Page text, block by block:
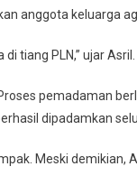
anggota keluarga
tiang PLN,” ujar Asril.
pemadaman
dipadamkan
Meski demikian,